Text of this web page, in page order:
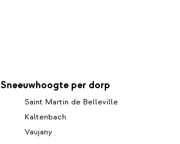
Sneeuwhoogte per dorp
Saint Martin de Belleville
Kaltenbach
Vaujany